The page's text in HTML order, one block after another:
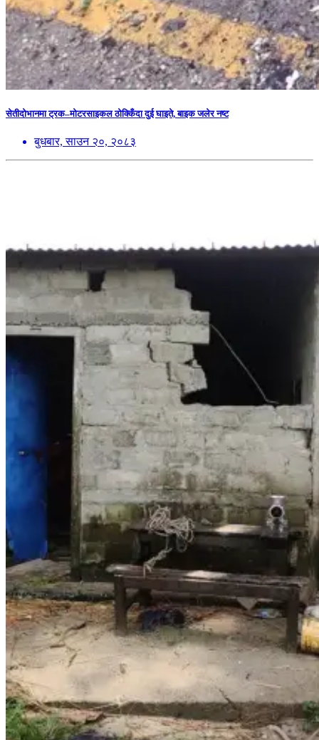
सेतीदोभानमा ट्रक–मोटरसाइकल ठोक्किँदा दुई घाइते, बाइक जलेर नष्ट
बुधबार, साउन २०, २०८३